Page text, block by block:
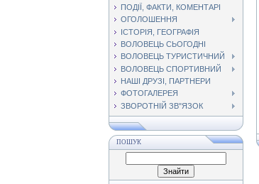
ПОДІЇ, ФАКТИ, КОМЕНТАРІ
ОГОЛОШЕННЯ
ІСТОРІЯ, ГЕОГРАФІЯ
ВОЛОВЕЦЬ СЬОГОДНІ
ВОЛОВЕЦЬ ТУРИСТИЧНИЙ
ВОЛОВЕЦЬ СПОРТИВНИЙ
НАШІ ДРУЗІ, ПАРТНЕРИ
ФОТОГАЛЕРЕЯ
ЗВОРОТНІЙ ЗВ"ЯЗОК
ПОШУК